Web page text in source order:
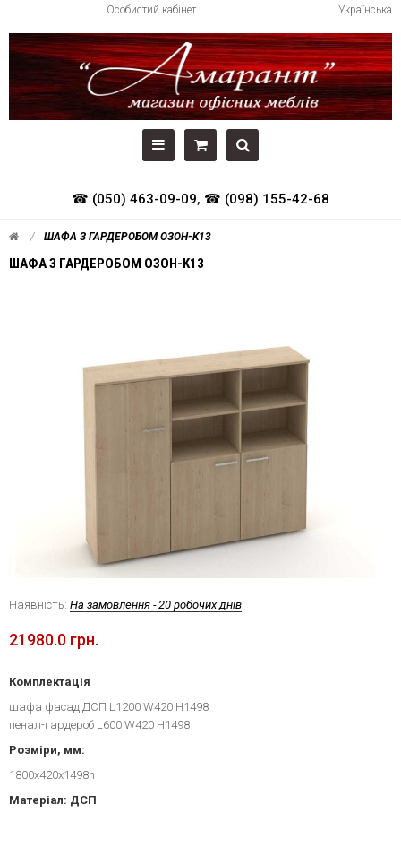
Українська
Особистий кабінет
☎ (050) 463-09-09, ☎ (098) 155-42-68
ШАФА З ГАРДЕРОБОМ ОЗОН-K13
ШАФА З ГАРДЕРОБОМ ОЗОН-K13
Наявність: На замовлення - 20 робочих днів
21980.0 грн.
Комплектація
шафа фасад ДСП L1200 W420 H1498
пенал-гардероб L600 W420 H1498
Розміри, мм:
1800х420х1498h
Матеріал: ДСП